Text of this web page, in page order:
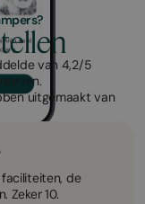
van 4,2/5
uitgemaakt van
de
Zeker 10.